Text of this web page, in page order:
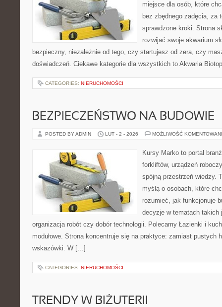
miejsce dla osób, które
bez zbędnego zadęcia, za
sprawdzone kroki. Strona
rozwijać swoje akwarium
bezpieczny, niezależnie od tego, czy startujesz od zera, czy
doświadczeń. Ciekawe kategorie dla wszystkich to Akwaria
CATEGORIES: NIERUCHOMOŚCI
BEZPIECZEŃSTWO NA BUDOWIE
POSTED BY ADMIN LUT - 2 - 2026 MOŻLIWOŚĆ
Kursy Marko to portal
forkliftów, urządzeń
spójną przestrzeń wiedzy.
myślą o osobach, które
rozumieć, jak funkcjonuje
decyzje w tematach takich
organizacja robót czy dobór technologii. Polecamy Łazienki i
modułowe. Strona koncentruje się na praktyce: zamiast pustych
wskazówki. W […]
CATEGORIES: NIERUCHOMOŚCI
TRENDY W BIŻUTERII